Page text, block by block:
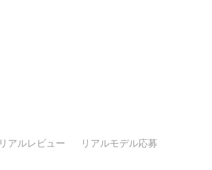
リアルレビュー リアルモデル応募